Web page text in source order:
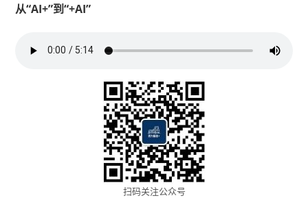
从“AI+”到“+AI”
扫码关注公众号